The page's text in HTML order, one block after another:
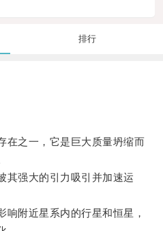
排行
之一，它是巨大质量坍缩而
强大的引力吸引并加速运
附近星系内的行星和恒星，